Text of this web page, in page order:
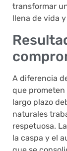
transformar
llena de vida
A diferencia
que prometen
largo plazo
naturales
respetuosa.
la caspa y el